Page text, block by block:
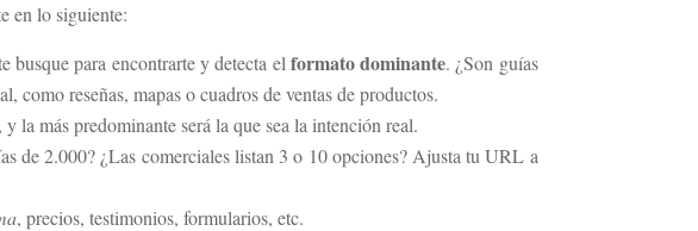
en lo siguiente:
busque para encontrarte y detecta el formato dominante. ¿Son guías
como reseñas, mapas o cuadros de ventas de productos.
la más predominante será la que sea la intención real.
de 2.000? ¿Las comerciales listan 3 o 10 opciones? Ajusta tu URL a
, precios, testimonios, formularios, etc.